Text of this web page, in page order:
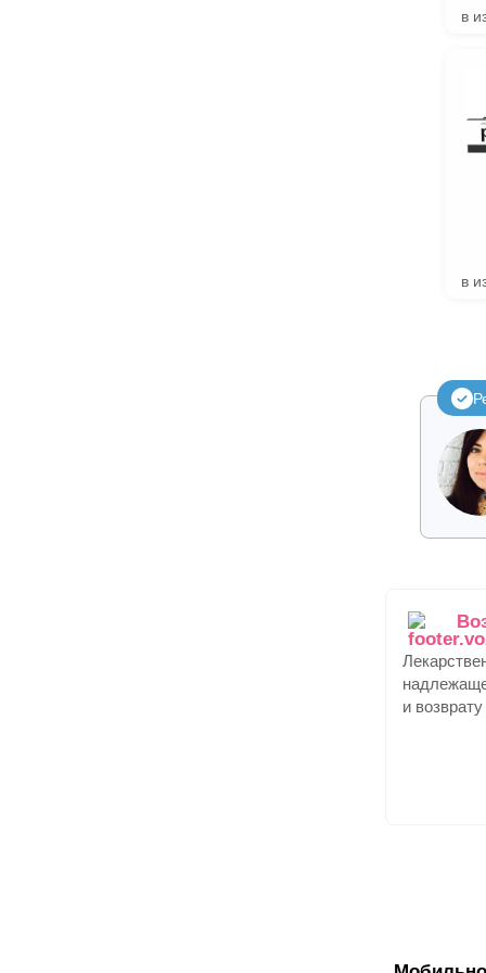
в
в
и